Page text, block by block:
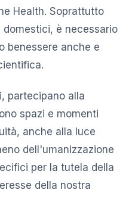
Health. Soprattutto
domestici, è necessario
benessere anche e
partecipano alla
spazi e momenti
anche alla luce
dell'umanizzazione
per la tutela della
della nostra